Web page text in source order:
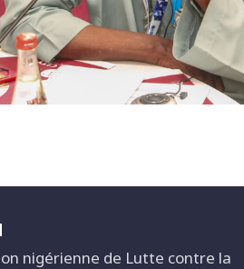
nigérienne de Lutte contre la